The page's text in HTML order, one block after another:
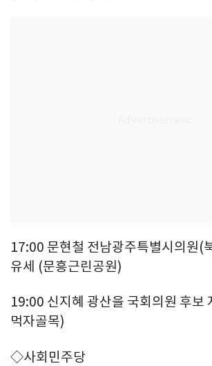
17:00 문현철 전남광주특별시의원(
유세 (문흥근린공원)
19:00 신지혜 광산을 국회의원 후보
먹자골목)
◇사회민주당